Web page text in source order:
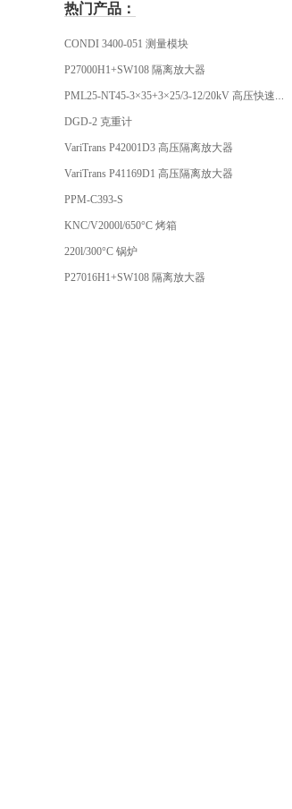
热门产品：
CONDI 3400-051 测量模块
P27000H1+SW108 隔离放大器
DGD-2 克重计
VariTrans P42001D3 高压隔离放大器
VariTrans P41169D1 高压隔离放大器
PPM-C393-S
KNC/V2000l/650°C 烤箱
220l/300°C 锅炉
P27016H1+SW108 隔离放大器